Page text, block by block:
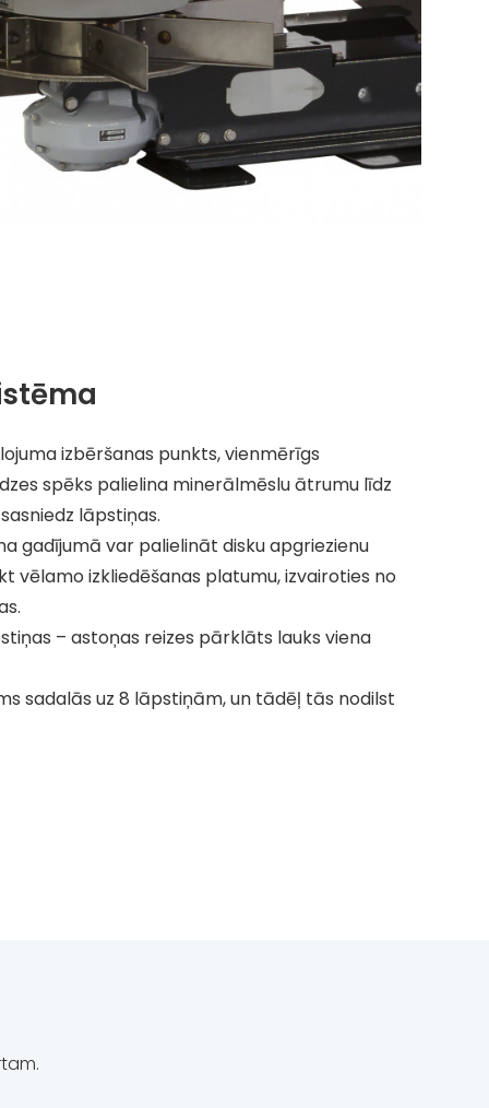
izbēršanas punkts, vienmērīgs
spēks palielina minerālmēslu ātrumu līdz
lāpstiņas.
gadījumā var palielināt disku apgriezienu
vēlamo izkliedēšanas platumu, izvairoties no
– astoņas reizes pārklāts lauks viena
sadalās uz 8 lāpstiņām, un tādēļ tās nodilst